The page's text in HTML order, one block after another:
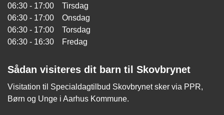
06:30 - 17:00 Tirsdag
06:30 - 17:00 Onsdag
06:30 - 17:00 Torsdag
06:30 - 16:30 Fredag
Sådan visiteres dit barn til Skovbrynet
Visitation til Specialdagtilbud Skovbrynet sker via PPR,
Børn og Unge i Aarhus Kommune.